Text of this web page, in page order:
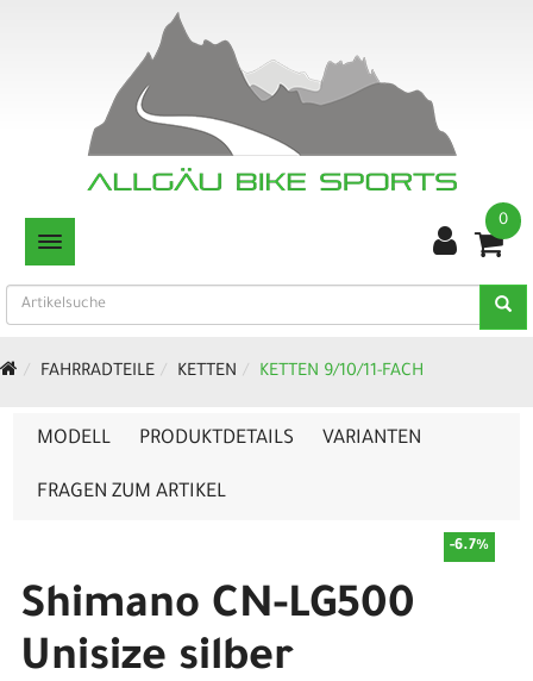
TOGGLE NAVIGATION
0
FAHRRADTEILE KETTEN KETTEN 9/10/11-FACH
MODELL PRODUKTDETAILS VARIANTEN
FRAGEN ZUM ARTIKEL
-6.7%
Shimano CN-LG500
Unisize silber